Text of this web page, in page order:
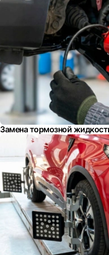
Замена тормозной